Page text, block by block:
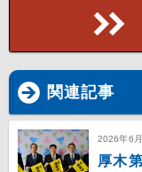
関連記事
2026年6
厚木